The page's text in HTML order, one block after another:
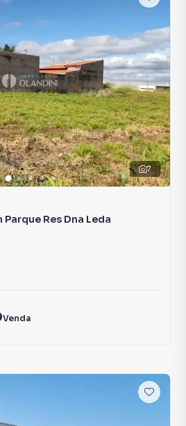
7
Res Dna Leda
Venda